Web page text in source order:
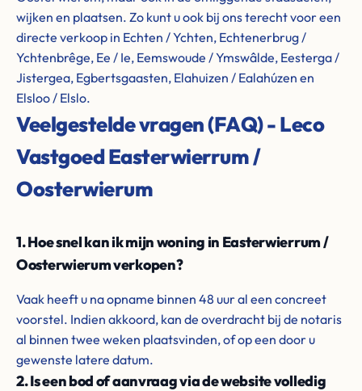
wijken en plaatsen. Zo kunt u ook bij ons terecht voor een
directe verkoop in Echten / Ychten, Echtenerbrug /
Ychtenbrêge, Ee / Ie, Eemswoude / Ymswâlde, Eesterga /
Jistergea, Egbertsgaasten, Elahuizen / Ealahúzen en
Elsloo / Elslo.
Veelgestelde vragen (FAQ) - Leco
Vastgoed Easterwierrum /
Oosterwierum
1. Hoe snel kan ik mijn woning in Easterwierrum /
Oosterwierum verkopen?
Vaak heeft u na opname binnen 48 uur al een concreet
voorstel. Indien akkoord, kan de overdracht bij de notaris
al binnen twee weken plaatsvinden, of op een door u
gewenste latere datum.
2. Is een bod of aanvraag via de website volledig